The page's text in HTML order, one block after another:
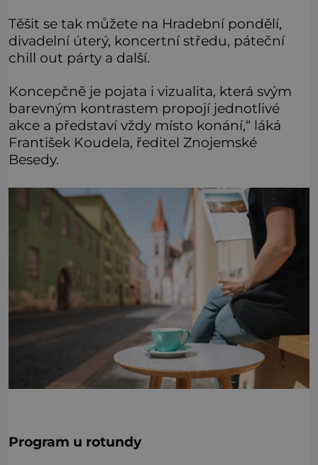
Těšit se tak můžete na Hradební pondělí,
divadelní úterý, koncertní středu, páteční
chill out párty a další.
Koncepčně je pojata i vizualita, která svým
barevným kontrastem propojí jednotlivé
akce a představí vždy místo konání,“ láká
František Koudela, ředitel Znojemské
Besedy.
Program u rotundy